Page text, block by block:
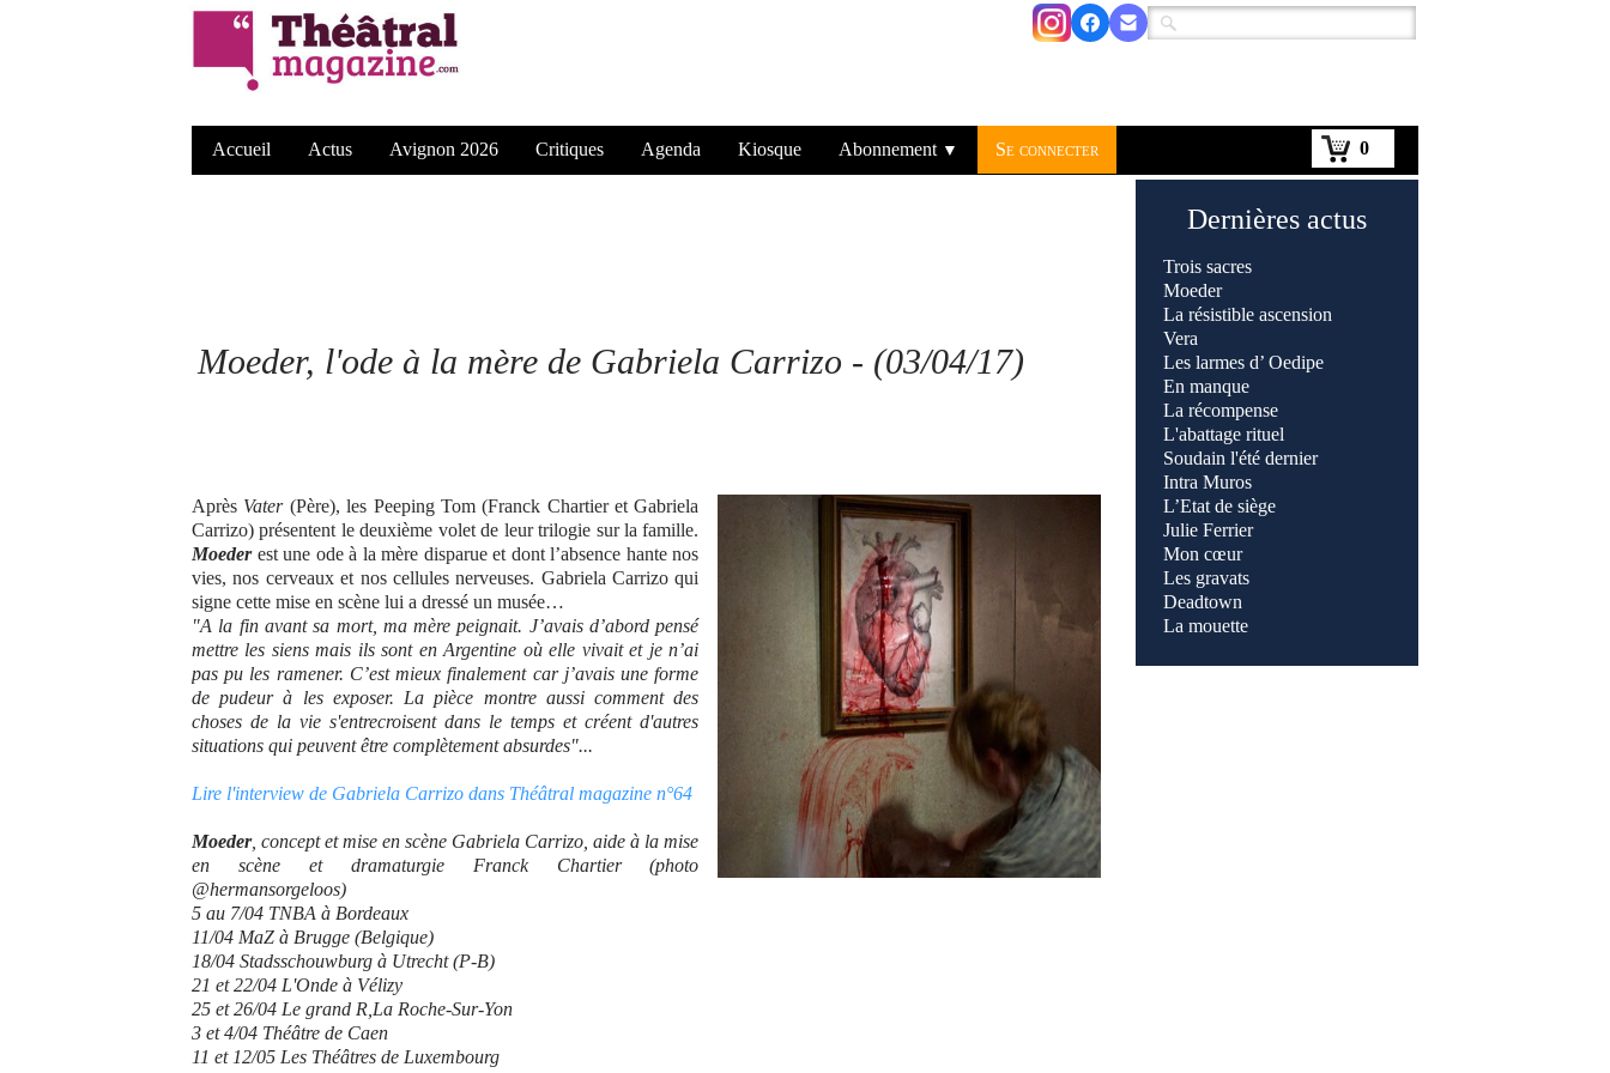
0
Accueil Actus Avignon 2026 Critiques Agenda Kiosque Abonnement ▼ Se connecter
Moeder, l'ode à la mère de Gabriela Carrizo - (03/04/17)
Après Vater (Père), les Peeping Tom (Franck Chartier et Gabriela
Carrizo) présentent le deuxième volet de leur trilogie sur la famille.
Moeder est une ode à la mère disparue et dont l’absence hante nos
vies, nos cerveaux et nos cellules nerveuses. Gabriela Carrizo qui
signe cette mise en scène lui a dressé un musée…
"A la fin avant sa mort, ma mère peignait. J’avais d’abord pensé
mettre les siens mais ils sont en Argentine où elle vivait et je n’ai
pas pu les ramener. C’est mieux finalement car j’avais une forme
de pudeur à les exposer. La pièce montre aussi comment des
choses de la vie s'entrecroisent dans le temps et créent d'autres
situations qui peuvent être complètement absurdes"...
Lire l'interview de Gabriela Carrizo dans Théâtral magazine n°64
Moeder, concept et mise en scène Gabriela Carrizo, aide à la mise
en scène et dramaturgie Franck Chartier (photo
@hermansorgeloos)
5 au 7/04 TNBA à Bordeaux
11/04 MaZ à Brugge (Belgique)
18/04 Stadsschouwburg à Utrecht (P-B)
21 et 22/04 L'Onde à Vélizy
25 et 26/04 Le grand R,La Roche-Sur-Yon
3 et 4/04 Théâtre de Caen
11 et 12/05 Les Théâtres de Luxembourg
Dernières actus
Trois sacres
Moeder
La résistible ascension
Vera
Les larmes d’ Oedipe
En manque
La récompense
L'abattage rituel
Soudain l'été dernier
Intra Muros
L’Etat de siège
Julie Ferrier
Mon cœur
Les gravats
Deadtown
La mouette